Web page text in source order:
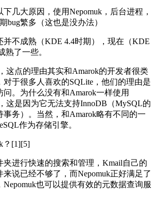
几大原因，使用Nepomuk，后台进程，
bug繁多（这也是没办法）
并不成熟（KDE 4.4时期），现在（KDE
熟了一些。
这点的理由其实和Amarok的开发者很类
对于很多人喜欢的SQLite，他们的理由是
。为什么没有和Amarok一样使用
这是因为它无法支持InnoDB（MySQL的
务）。当然，和Amarok略有不同的一
作为存储引擎。
？[1][5]
夹进行快速的搜索和管理，Kmail自己的
说已经不够了，而Nepomuk正好满足了
也可以提供有效的元数据查询服